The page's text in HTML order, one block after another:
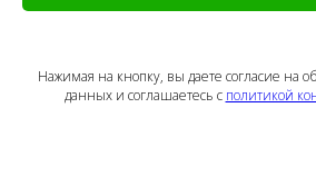
Нажимая на кнопку, вы даете согласие на
данных и соглашаетесь c политикой